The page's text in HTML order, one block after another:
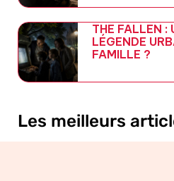
THE FALLEN :
LÉGENDE
FAMILLE ?
Les meilleurs